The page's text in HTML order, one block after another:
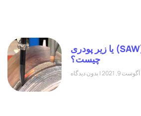
جوشکاری (SAW) یا زیر پودری
چیست؟
آگوست 9, 2021 بدون دیدگاه